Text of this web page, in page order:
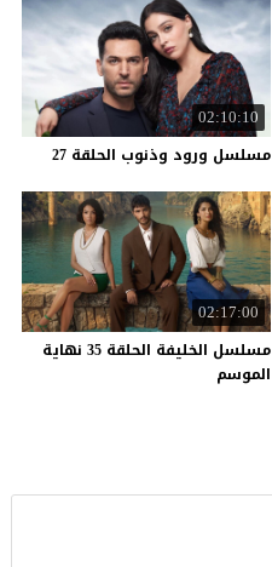
02:10:10
مسلسل ورود وذنوب الحلقة 27
02:17:00
مسلسل الخليفة الحلقة 35 نهاية
الموسم